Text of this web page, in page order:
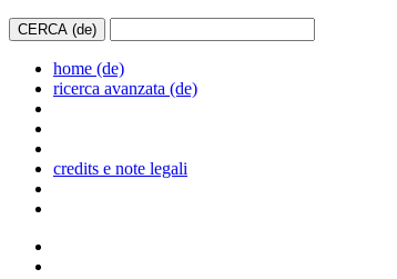
home (de)
ricerca avanzata (de)
credits e note legali